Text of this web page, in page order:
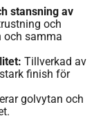
stansning av
och
och samma
Tillverkad av
finish för
golvytan och